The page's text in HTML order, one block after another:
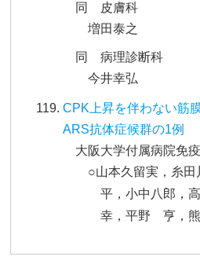
同 皮膚科
増田泰之
同 病理診断科
今井幸弘
CPK上昇を伴わない筋
ARS抗体症候群の1例
大阪大学付属病院免
○山本久留実，糸
平，小中八郎，
幸，平野 亨，